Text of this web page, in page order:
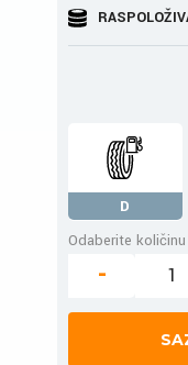
D
Odaberite količinu
-